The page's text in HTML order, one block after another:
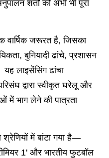
शर्तों को अभी भी पूरा
वार्षिक जरूरत है, जिसका
बुनियादी ढांचे, प्रशासन
लाइसेंसिंग ढांचा
द्वारा स्वीकृत घरेलू और
में भाग लेने की पात्रता
में बांटा गया है—
1' और भारतीय फुटबॉल